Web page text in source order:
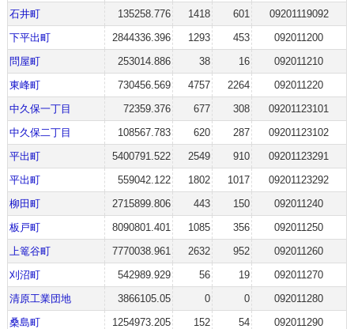
石井町
135258.776 1418 601
09201119092
下平出町
2844336.396 1293 453
092011200
問屋町
253014.886 38 16
092011210
東峰町
730456.569 4757 2264
092011220
中久保一丁目
72359.376 677 308
09201123101
中久保二丁目
108567.783 620 287
09201123102
平出町
5400791.522 2549 910
09201123291
平出町
559042.122 1802 1017
09201123292
柳田町
2715899.806 443 150
092011240
板戸町
8090801.401 1085 356
092011250
上篭谷町
7770038.961 2632 952
092011260
刈沼町
542989.929 56 19
092011270
清原工業団地
3866105.05 0 0
092011280
桑島町
1254973.205 152 54
092011290